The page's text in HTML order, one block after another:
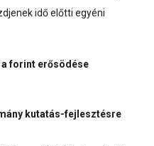
idő előtti egyéni
forint erősödése
kutatás-fejlesztésre